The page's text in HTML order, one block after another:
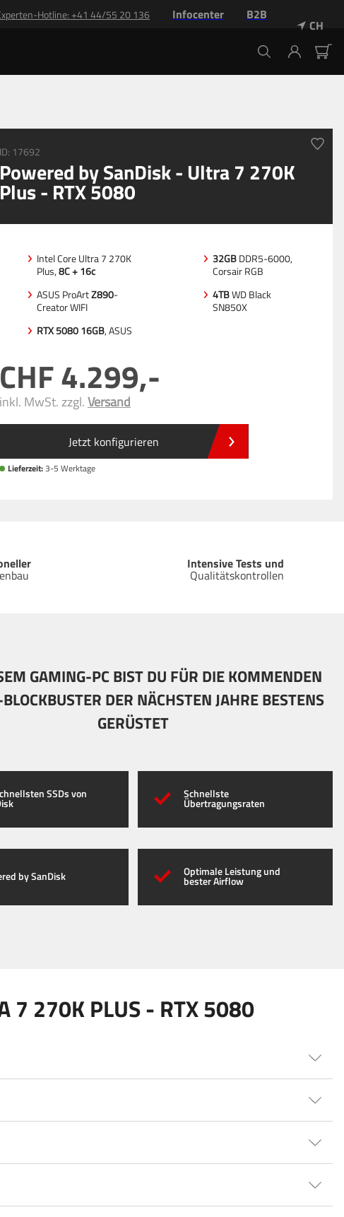
Hotline: +41 44/55 20 136 Infocenter B2B
CH
ID: 17692
Powered by SanDisk - Ultra 7 270K
Plus - RTX 5080
Intel Core Ultra 7 270K
Plus,8C + 16c
ASUS ProArtZ890-
Creator WIFI
RTX 5080 16GB, ASUS
32GBDDR5-6000,
Corsair RGB
4TBWD Black
SN850X
4.299,-
inkl. MwSt. zzgl.Versand
Jetzt konfigurieren
Lieferzeit:3-5 Werktage
Intensive Tests und
Qualitätskontrollen
GAMING-PC BIST DU FÜR DIE KOMMENDEN
DER NÄCHSTEN JAHRE BESTENS
GERÜSTET
SSDs von Schnellste
Übertragungsraten
by SanDisk Optimale Leistung und
bester Airflow
7 270K PLUS - RTX 5080